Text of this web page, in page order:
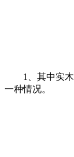
1、其中实木
一种情况。